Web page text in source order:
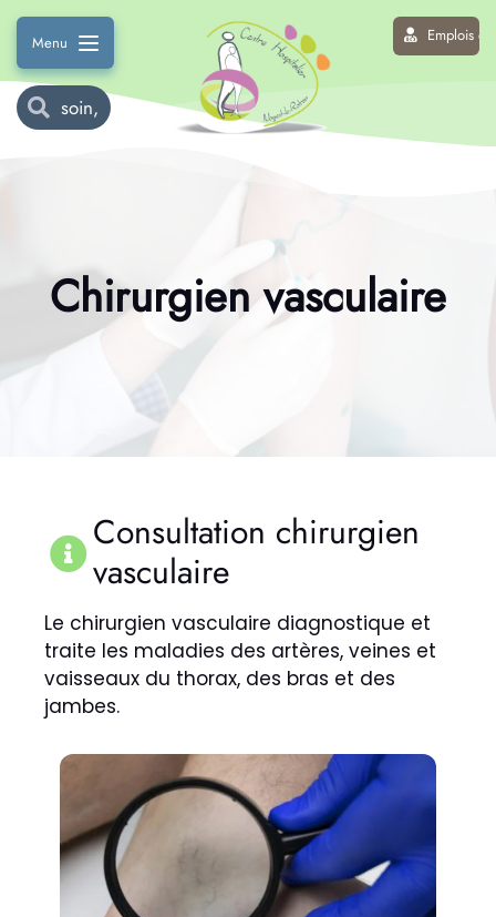
Menu Emplois et
Chirurgien vasculaire
Consultation chirurgien
vasculaire
Le chirurgien vasculaire diagnostique et
traite les maladies des artères, veines et
vaisseaux du thorax, des bras et des
jambes.